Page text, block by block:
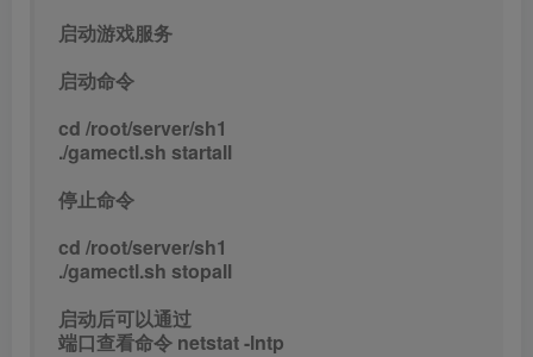
启动游戏服务
启动命令
cd /root/server/sh1
./gamectl.sh startall
停止命令
cd /root/server/sh1
./gamectl.sh stopall
启动后可以通过
端口查看命令 netstat -lntp